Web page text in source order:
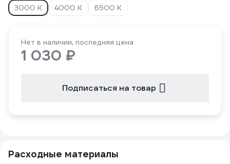
3000 К
4000 К 6500 К
Нет в наличии, последняя цена
1 030 ₽
Подписаться на товар
Расходные материалы